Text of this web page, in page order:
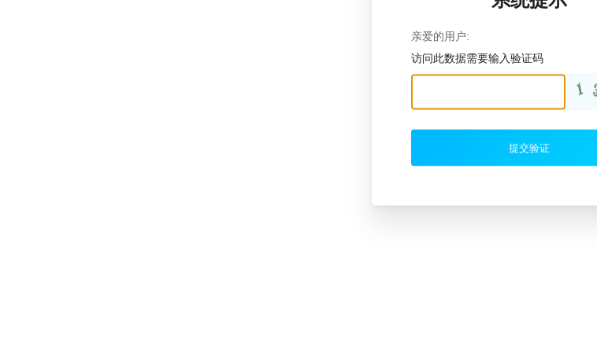
亲爱的用户:
访问此数据需要输入验证码